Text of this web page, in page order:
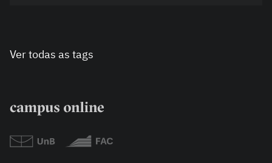
Ver todas as tags